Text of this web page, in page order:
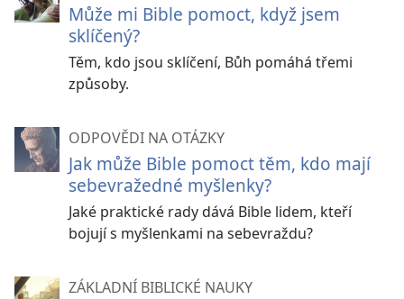
Může mi Bible pomoct, když jsem
sklíčený?
Těm, kdo jsou sklíčení, Bůh pomáhá třemi
způsoby.
ODPOVĚDI NA OTÁZKY
Jak může Bible pomoct těm, kdo mají
sebevražedné myšlenky?
Jaké praktické rady dává Bible lidem, kteří
bojují s myšlenkami na sebevraždu?
ZÁKLADNÍ BIBLICKÉ NAUKY